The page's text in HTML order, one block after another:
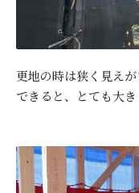
更地の時は狭く見え
できると、とても大き